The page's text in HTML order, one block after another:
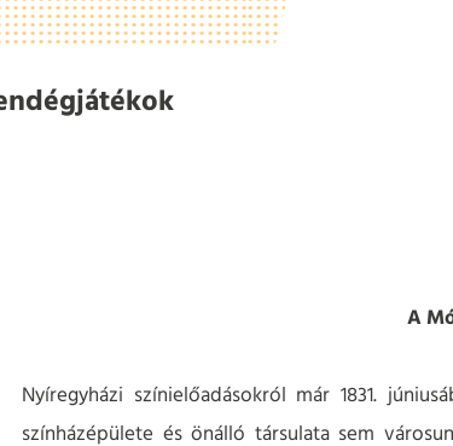
A
Nyíregyházi színielőadásokról már 1831.
színházépülete és önálló társulata sem